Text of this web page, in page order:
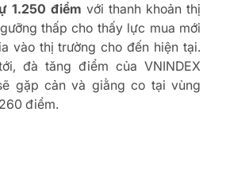
1.250 điểm với thanh khoản thị
thấp cho thấy lực mua mới
vào thị trường cho đến hiện tại.
đà tăng điểm của VNINDEX
gặp cản và giằng co tại vùng
điểm.